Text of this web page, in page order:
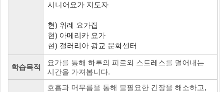
시니어요가 지도자
현) 위례 요가집
현) 아메리카 요가
현) 갤러리아 광교 문화센터
학습목적
요가를 통해 하루의 피로와 스트레스를 덜어내는
시간을 가져봅니다.
호흡과 머무름을 통해 불필요한 긴장을 해소하고,